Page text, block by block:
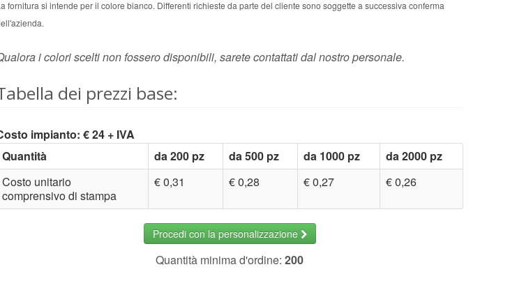
fornitura si intende per il colore bianco. Differenti richieste da parte del cliente sono soggette a successiva conferma
i colori scelti non fossero disponibili, sarete contattati dal nostro personale.
dei prezzi base:
impianto: € 24 + IVA
Quantità
da 200 pz da 500 pz da 1000 pz
da 2000 pz
Costo unitario
comprensivo di stampa
€ 0,31 € 0,28 € 0,27 € 0,26
Procedi con la personalizzazione
Quantità minima d'ordine: 200